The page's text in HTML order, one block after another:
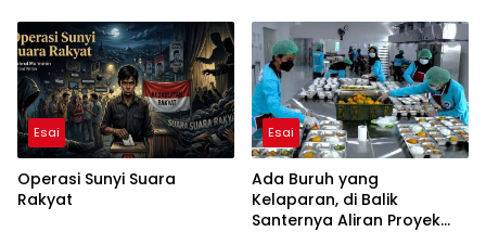
Esai
Operasi Sunyi Suara
Rakyat
Esai
Ada Buruh yang
Kelaparan, di Balik
Santernya Aliran Proyek